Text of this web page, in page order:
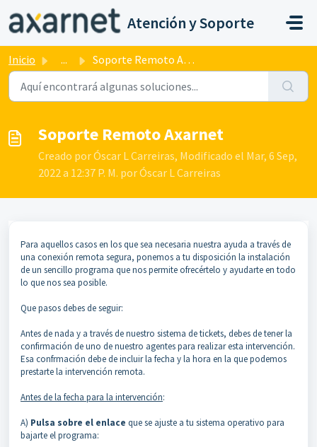
Saltar al contenido principal
Atención y Soporte
Inicio ... Soporte Remoto Axarnet
Soporte Remoto Axarnet
Creado por Óscar L Carreiras, Modificado el Mar, 6 Sep,
2022 a 12:37 P. M. por Óscar L Carreiras
Para aquellos casos en los que sea necesaria nuestra ayuda a través de
una conexión remota segura, ponemos a tu disposición la instalación
de un sencillo programa que nos permite ofrecértelo y ayudarte en todo
lo que nos sea posible.
Que pasos debes de seguir:
Antes de nada y a través de nuestro sistema de tickets, debes de tener la
confirmación de uno de nuestro agentes para realizar esta intervención.
Esa confrmación debe de incluir la fecha y la hora en la que podemos
prestarte la intervención remota.
Antes de la fecha para la intervención:
A) Pulsa sobre el enlace que se ajuste a tu sistema operativo para
bajarte el programa: